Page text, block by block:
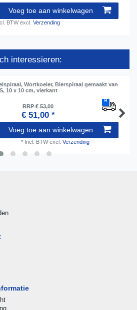
Voeg toe aan winkelwagen
BTWexcl.Verzending
interessieren:
Wortkoeler, Bierspiraal gemaakt van
10 x 10 cm, vierkant
RRP € 53,00
€ 51,00 *
Voeg toe aan winkelwagen
* Incl. BTWexcl. Verzending